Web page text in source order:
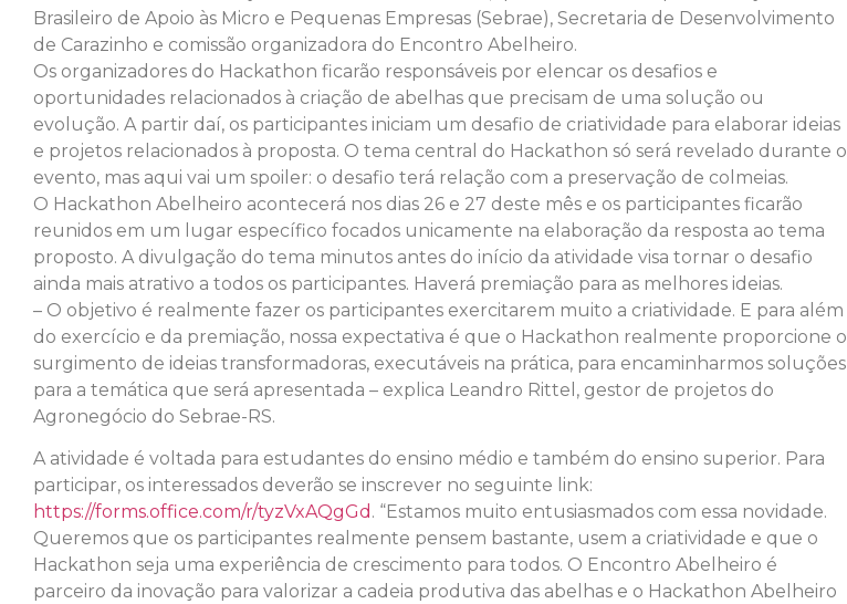
Brasileiro de Apoio às Micro e Pequenas Empresas (Sebrae), Secretaria de Desenvolvimento
de Carazinho e comissão organizadora do Encontro Abelheiro.
Os organizadores do Hackathon ficarão responsáveis por elencar os desafios e
oportunidades relacionados à criação de abelhas que precisam de uma solução ou
evolução. A partir daí, os participantes iniciam um desafio de criatividade para elaborar ideias
e projetos relacionados à proposta. O tema central do Hackathon só será revelado durante o
evento, mas aqui vai um spoiler: o desafio terá relação com a preservação de colmeias.
O Hackathon Abelheiro acontecerá nos dias 26 e 27 deste mês e os participantes ficarão
reunidos em um lugar específico focados unicamente na elaboração da resposta ao tema
proposto. A divulgação do tema minutos antes do início da atividade visa tornar o desafio
ainda mais atrativo a todos os participantes. Haverá premiação para as melhores ideias.
– O objetivo é realmente fazer os participantes exercitarem muito a criatividade. E para além
do exercício e da premiação, nossa expectativa é que o Hackathon realmente proporcione o
surgimento de ideias transformadoras, executáveis na prática, para encaminharmos soluções
para a temática que será apresentada – explica Leandro Rittel, gestor de projetos do
Agronegócio do Sebrae-RS.
A atividade é voltada para estudantes do ensino médio e também do ensino superior. Para
participar, os interessados deverão se inscrever no seguinte link:
https://forms.office.com/r/tyzVxAQgGd . “Estamos muito entusiasmados com essa novidade.
Queremos que os participantes realmente pensem bastante, usem a criatividade e que o
Hackathon seja uma experiência de crescimento para todos. O Encontro Abelheiro é
parceiro da inovação para valorizar a cadeia produtiva das abelhas e o Hackathon Abelheiro